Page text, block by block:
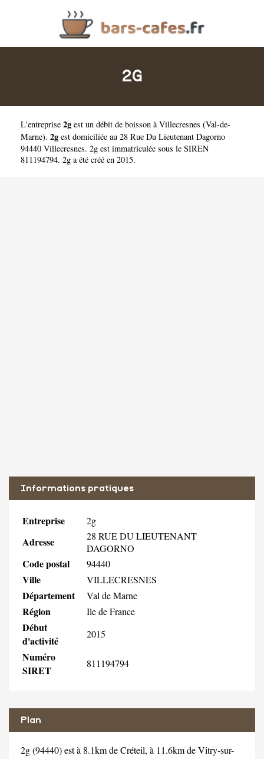
2G
L'entreprise 2g est un débit de boisson à Villecresnes (Val-de-
Marne). 2g est domiciliée au 28 Rue Du Lieutenant Dagorno
94440 Villecresnes. 2g est immatriculée sous le SIREN
811194794. 2g a été créé en 2015.
Informations pratiques
Entreprise 2g
Adresse
28 RUE DU LIEUTENANT
DAGORNO
Code postal 94440
Ville VILLECRESNES
Département Val de Marne
Région Ile de France
Début
d'activité
2015
Numéro
SIRET
811194794
Plan
2g (94440) est à 8.1km de Créteil, à 11.6km de Vitry-sur-